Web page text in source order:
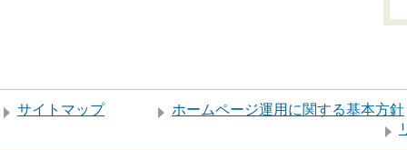
サイトマップ
ホームページ運用に関する基本方針